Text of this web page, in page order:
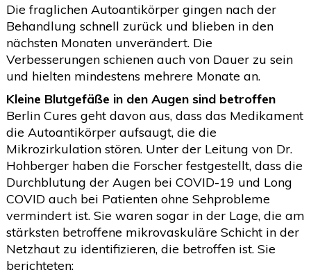
Die fraglichen Autoantikörper gingen nach der
Behandlung schnell zurück und blieben in den
nächsten Monaten unverändert. Die
Verbesserungen schienen auch von Dauer zu sein
und hielten mindestens mehrere Monate an.
Kleine Blutgefäße in den Augen sind betroffen
Berlin Cures geht davon aus, dass das Medikament
die Autoantikörper aufsaugt, die die
Mikrozirkulation stören. Unter der Leitung von Dr.
Hohberger haben die Forscher festgestellt, dass die
Durchblutung der Augen bei COVID-19 und Long
COVID auch bei Patienten ohne Sehprobleme
vermindert ist. Sie waren sogar in der Lage, die am
stärksten betroffene mikrovaskuläre Schicht in der
Netzhaut zu identifizieren, die betroffen ist. Sie
berichteten: